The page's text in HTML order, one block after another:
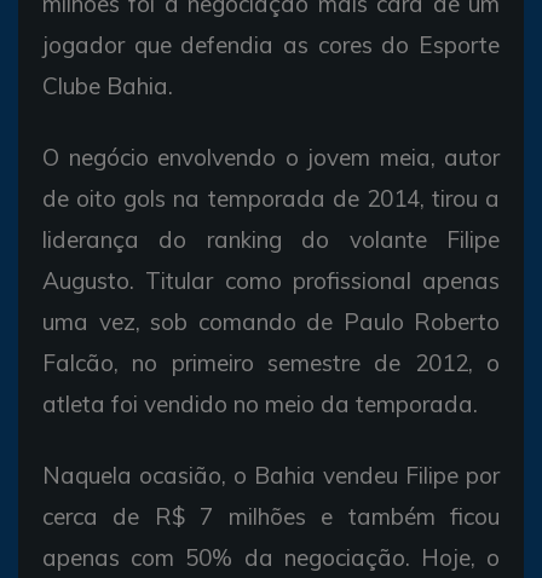
jogador que defendia as cores do Esporte
Clube Bahia.
O negócio envolvendo o jovem meia, autor
de oito gols na temporada de 2014, tirou a
liderança do ranking do volante Filipe
Augusto. Titular como profissional apenas
uma vez, sob comando de Paulo Roberto
Falcão, no primeiro semestre de 2012, o
atleta foi vendido no meio da temporada.
Naquela ocasião, o Bahia vendeu Filipe por
cerca de R$ 7 milhões e também ficou
apenas com 50% da negociação. Hoje, o